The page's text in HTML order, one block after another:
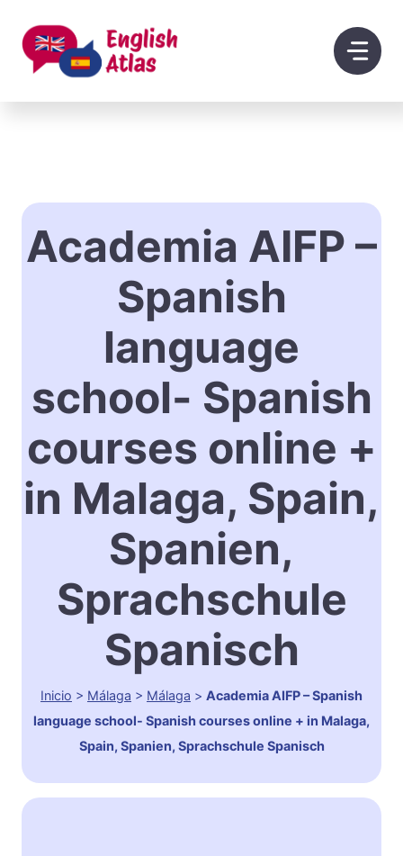
contenido
Academia AIFP –
Spanish
language
school- Spanish
courses online +
in Malaga, Spain,
Spanien,
Sprachschule
Spanisch
Inicio > Málaga > Málaga > Academia AIFP – Spanish
language school- Spanish courses online + in Malaga,
Spain, Spanien, Sprachschule Spanisch